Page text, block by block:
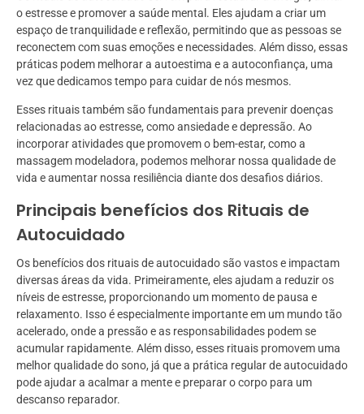
o estresse e promover a saúde mental. Eles ajudam a criar um
espaço de tranquilidade e reflexão, permitindo que as pessoas se
reconectem com suas emoções e necessidades. Além disso, essas
práticas podem melhorar a autoestima e a autoconfiança, uma
vez que dedicamos tempo para cuidar de nós mesmos.
Esses rituais também são fundamentais para prevenir doenças
relacionadas ao estresse, como ansiedade e depressão. Ao
incorporar atividades que promovem o bem-estar, como a
massagem modeladora, podemos melhorar nossa qualidade de
vida e aumentar nossa resiliência diante dos desafios diários.
Principais benefícios dos Rituais de
Autocuidado
Os benefícios dos rituais de autocuidado são vastos e impactam
diversas áreas da vida. Primeiramente, eles ajudam a reduzir os
níveis de estresse, proporcionando um momento de pausa e
relaxamento. Isso é especialmente importante em um mundo tão
acelerado, onde a pressão e as responsabilidades podem se
acumular rapidamente. Além disso, esses rituais promovem uma
melhor qualidade do sono, já que a prática regular de autocuidado
pode ajudar a acalmar a mente e preparar o corpo para um
descanso reparador.